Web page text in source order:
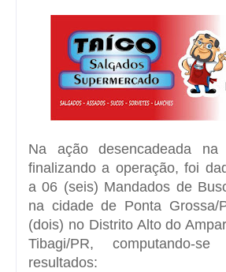
Na ação desencadeada
finalizando a operação, foi
a 06 (seis) Mandados de
na cidade de Ponta Grossa/
(dois) no Distrito Alto do
Tibagi/PR, computando-
resultados: